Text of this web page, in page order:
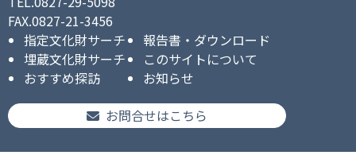
FAX.0827-21-3456
指定文化財サーチ
報告書・ダウンロード
埋蔵文化財サーチ
このサイトについて
おすすめ探訪
お知らせ
お問合せはこちら